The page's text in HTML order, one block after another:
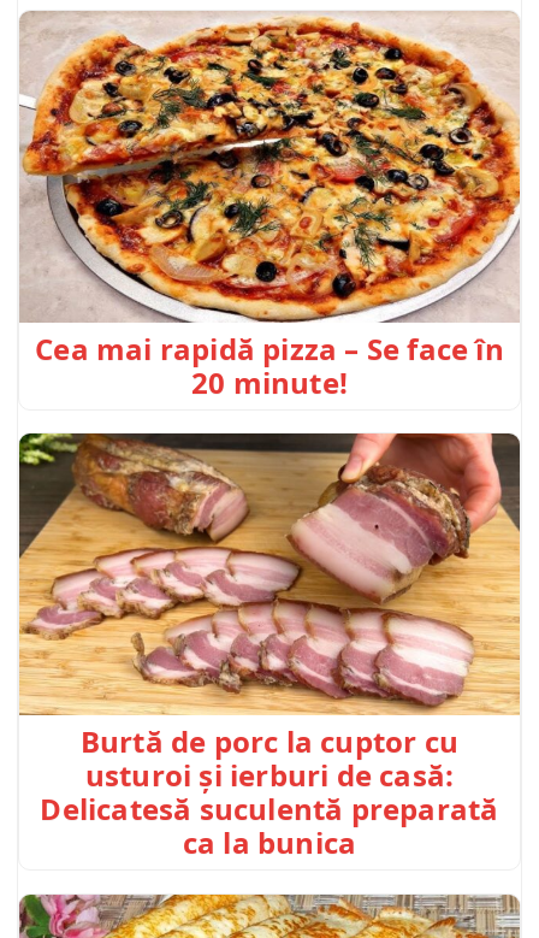
Cea mai rapidă pizza – Se face în
20 minute!
Burtă de porc la cuptor cu
usturoi și ierburi de casă:
Delicatesă suculentă preparată
ca la bunica